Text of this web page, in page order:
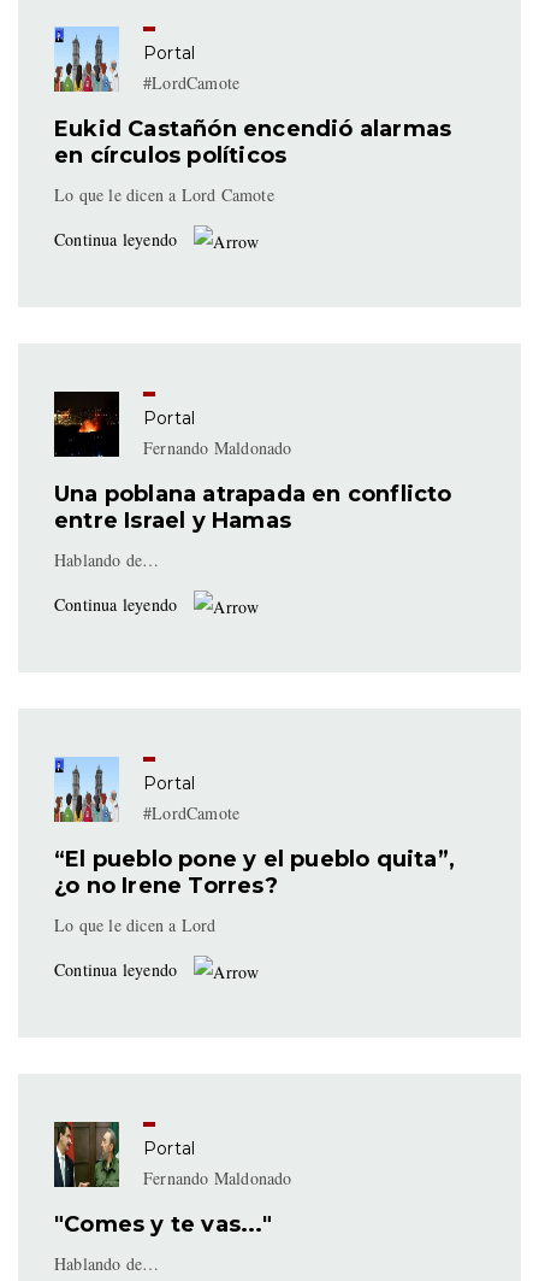
Portal
#LordCamote
Eukid Castañón encendió alarmas
en círculos políticos
Lo que le dicen a Lord Camote
Continua leyendo
Portal
Fernando Maldonado
Una poblana atrapada en conflicto
entre Israel y Hamas
Hablando de…
Continua leyendo
Portal
#LordCamote
“El pueblo pone y el pueblo quita”,
¿o no Irene Torres?
Lo que le dicen a Lord
Continua leyendo
Portal
Fernando Maldonado
"Comes y te vas..."
Hablando de…